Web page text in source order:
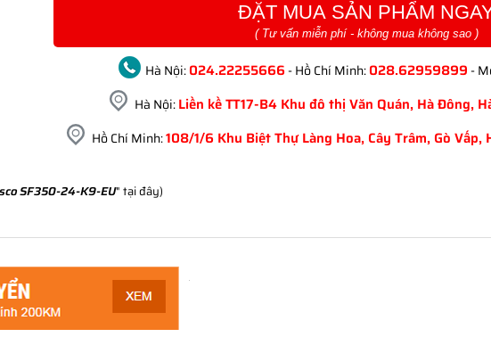
ĐẶT MUA SẢN PHẨM
( Tư vấn miễn phí - không mua không sao )
Hà Nội:024.22255666 - Hồ Chí Minh:028.62959899 -
Hà Nội:Liền kề TT17-B4 Khu đô thị Văn Quán, Hà Đông,
Hồ Chí Minh:108/1/6 Khu Biệt Thự Làng Hoa, Cây Trâm, Gò Vấp,
SF350-24-K9-EU" tại đây)